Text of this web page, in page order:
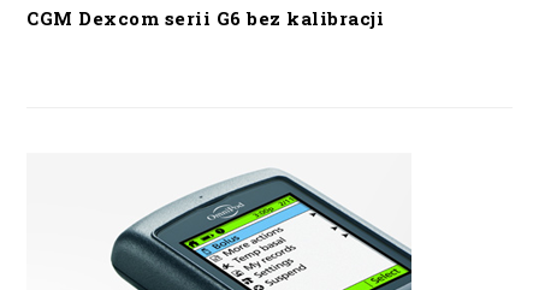
CGM Dexcom serii G6 bez kalibracji